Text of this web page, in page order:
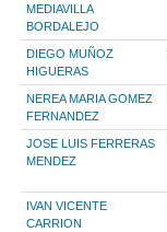
MEDIAVILLA
BORDALEJO
DIEGO MUÑOZ
HIGUERAS
NEREA MARIA GOMEZ
FERNANDEZ
JOSE LUIS FERRERAS
MENDEZ
IVAN VICENTE
CARRION